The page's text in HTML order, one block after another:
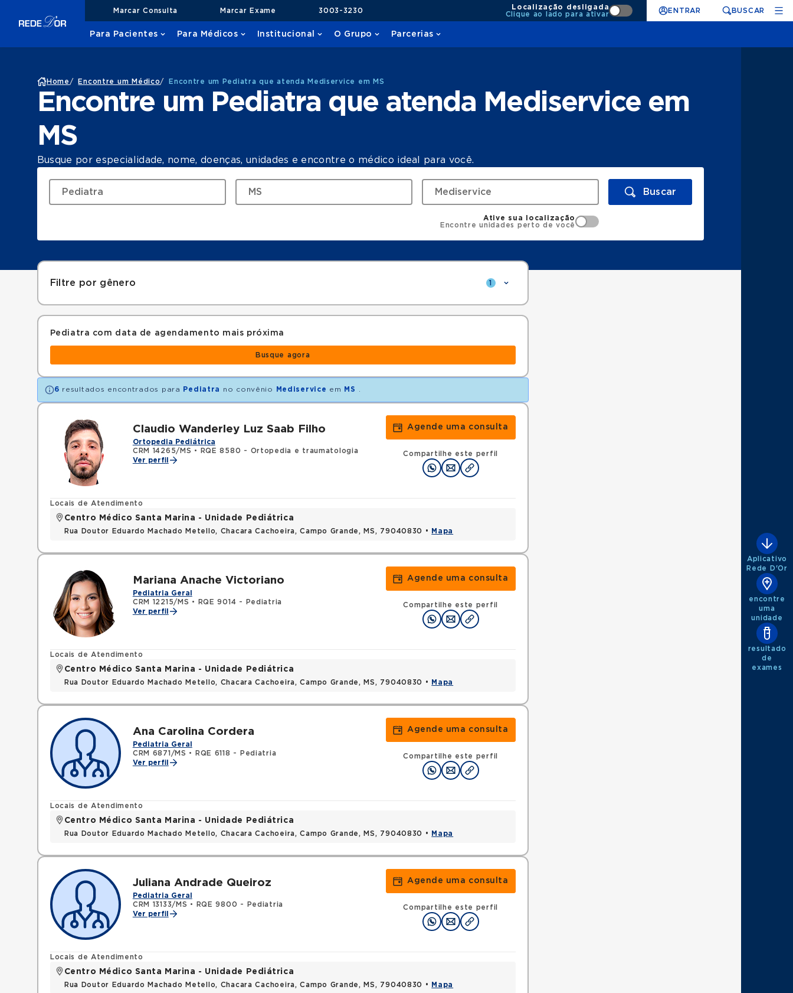
Marcar Consulta Marcar Exame 3003-3230
Localização desligada
Clique ao lado para ativar
ENTRAR BUSCAR
Para Pacientes Para Médicos Institucional O Grupo Parcerias
Home / Encontre um Médico/ Encontre um Pediatra que atenda Mediservice em MS
Encontre um Pediatra que atenda Mediservice em
MS
Busque por especialidade, nome, doenças, unidades e encontre o médico ideal para você.
Buscar
Ative sua localização
Encontre unidades perto de você
Filtre por gênero 1
Pediatra com data de agendamento mais próxima
Busque agora
6 resultados encontrados para Pediatra no convênio Mediservice em MS
Claudio Wanderley Luz Saab Filho
Ortopedia Pediátrica
CRM 14265/MS •
RQE 8580 - Ortopedia e traumatologia
Ver perfil
Agende uma consulta
Compartilhe este perfil
Locais de Atendimento
Centro Médico Santa Marina - Unidade Pediátrica
Rua Doutor Eduardo Machado Metello, Chacara Cachoeira, Campo Grande, MS, 79040830 • Mapa
Mariana Anache Victoriano
Pediatria Geral
CRM 12215/MS •
RQE 9014 - Pediatria
Ver perfil
Agende uma consulta
Compartilhe este perfil
Locais de Atendimento
Centro Médico Santa Marina - Unidade Pediátrica
Rua Doutor Eduardo Machado Metello, Chacara Cachoeira, Campo Grande, MS, 79040830 • Mapa
Ana Carolina Cordera
Pediatria Geral
CRM 6871/MS •
RQE 6118 - Pediatria
Ver perfil
Agende uma consulta
Compartilhe este perfil
Locais de Atendimento
Centro Médico Santa Marina - Unidade Pediátrica
Rua Doutor Eduardo Machado Metello, Chacara Cachoeira, Campo Grande, MS, 79040830 • Mapa
Juliana Andrade Queiroz
Pediatria Geral
CRM 13133/MS •
RQE 9800 - Pediatria
Ver perfil
Agende uma consulta
Compartilhe este perfil
Locais de Atendimento
Centro Médico Santa Marina - Unidade Pediátrica
Rua Doutor Eduardo Machado Metello, Chacara Cachoeira, Campo Grande, MS, 79040830 • Mapa
Aplicativo
Rede D'Or
encontre
uma
unidade
resultado
de
exames